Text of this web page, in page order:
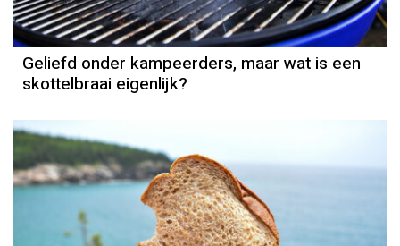
Geliefd onder kampeerders, maar wat is een
skottelbraai eigenlijk?